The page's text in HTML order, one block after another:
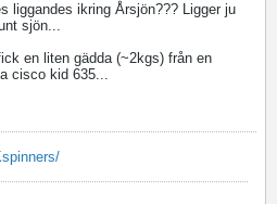
liggandes ikring Årsjön??? Ligger ju
sjön...
en liten gädda (~2kgs) från en
cisco kid 635...